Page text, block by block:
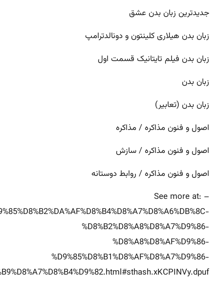
جدیدترین زبان بدن عشق
زبان بدن هیلاری کلینتون و دونالدترامپ
زبان بدن فیلم تایتانیک قسمت اول
زبان بدن
زبان بدن (تعابیر)
اصول و فنون مذاکره / مذاکره
اصول و فنون مذاکره / سازش
اصول و فنون مذاکره / روابط دوستانه
– See more at:
%D8%B2%D8%A8%D8%A7%D9%86-
%D8%A8%D8%AF%D9%86-
%D9%85%D8%B1%D8%AF%D8%A7%D9%86-